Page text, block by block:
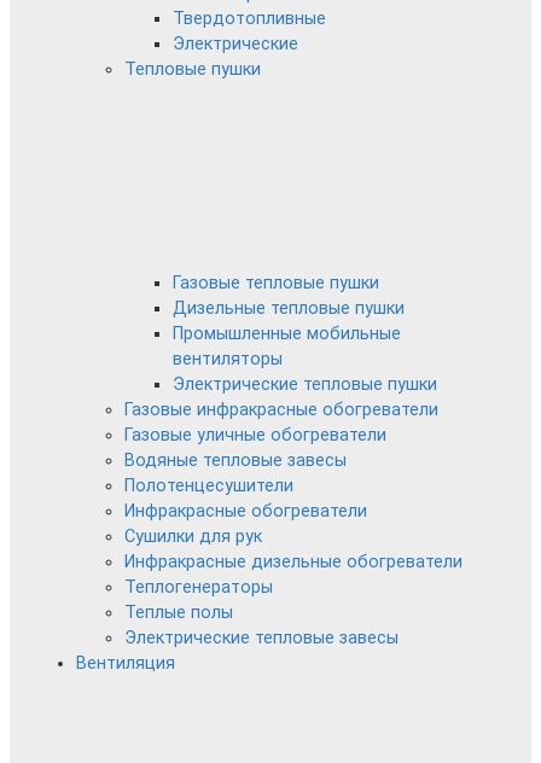
Твердотопливные
Электрические
Тепловые пушки
Газовые тепловые пушки
Дизельные тепловые пушки
Промышленные мобильные
вентиляторы
Электрические тепловые пушки
Газовые инфракрасные обогреватели
Газовые уличные обогреватели
Водяные тепловые завесы
Полотенцесушители
Инфракрасные обогреватели
Сушилки для рук
Инфракрасные дизельные обогреватели
Теплогенераторы
Теплые полы
Электрические тепловые завесы
Вентиляция